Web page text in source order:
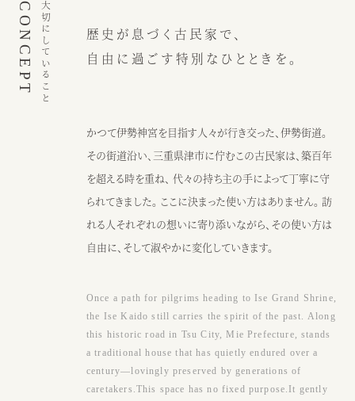
ウェディング予約 カフェ予約
カフェ ウェディング
JR阿漕駅から徒歩15分、三交バスエンマ堂前から徒歩3分、津駅から車
（カフェ）月〜土・祝日 ： 9：00〜17：00
※日曜または17時以降、ウェディング貸切
大切にしていること
CONCEPT
歴史が息づく古民家で、
自由に過ごす特別なひとときを。
かつて伊勢神宮を目指す人々が行き交った、伊勢街道。
その街道沿い、三重県津市に佇むこの古民家は、築百年
を超える時を重ね、 代々の持ち主の手によって丁寧に守
られてきました。 ここに決まった使い方はありません。 訪
れる人それぞれの想いに寄り添いながら、その使い方は
自由に、そして淑やかに変化していきます。
Once a path for pilgrims heading to Ise Grand Shrine,
the Ise Kaido still carries the spirit of the past. Along
this historic road in Tsu City, Mie Prefecture, stands
a traditional house that has quietly endured over a
century—lovingly preserved by generations of
caretakers.This space has no fixed purpose.It gently